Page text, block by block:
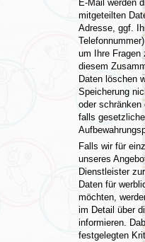
E-Mail werden
mitgeteilten
Adresse, ggf.
um Ihre Fragen
diesem
Daten löschen
Speicherung
oder schränken
falls gesetzliche
Falls wir für
unseres
Dienstleister
Daten für
möchten,
im Detail über
informieren.
festgelegten